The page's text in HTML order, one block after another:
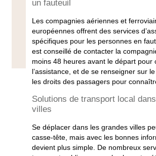
un fauteuil
Les compagnies aérienneset
européennes offrent des services
spécifiques pour les personnes en
est conseillé de contacter la
moins 48 heures avant le départpour
l’assistance, et de se renseigner sur le
les droits des passagerspour
Solutions de transport local
villes
Se déplacer dans les grandes villes
casse-tête, mais avec les bonnes
devient plus simple. De nombreux